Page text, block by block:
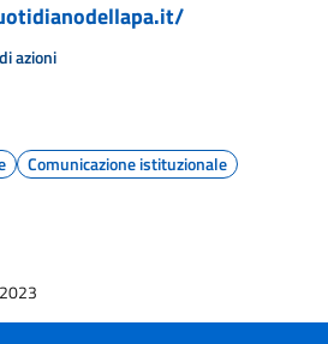
azioni
Comunicazione istituzionale